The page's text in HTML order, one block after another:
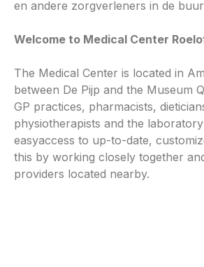
en andere zorgverleners in de
Welcome to Medical Center
The Medical Center is located in
between De Pijp and the Museum
GP practices, pharmacists,
physiotherapists and the
easyaccess to up-to-date,
this by working closely together
providers located nearby.